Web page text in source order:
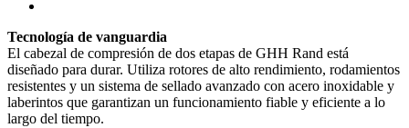
Tecnología de vanguardia
El cabezal de compresión de dos etapas de GHH Rand está
diseñado para durar. Utiliza rotores de alto rendimiento, rodamientos
resistentes y un sistema de sellado avanzado con acero inoxidable y
laberintos que garantizan un funcionamiento fiable y eficiente a lo
largo del tiempo.